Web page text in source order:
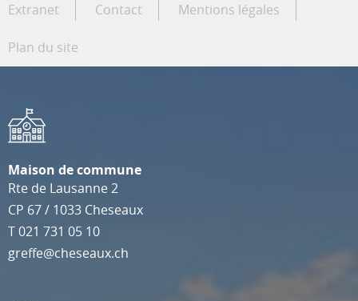
Extranet Contact Mentions légales
Plan du site
Maison de commune
Rte de Lausanne 2
CP 67/ 1033 Cheseaux
T021 731 05 10
greffe@cheseaux.ch